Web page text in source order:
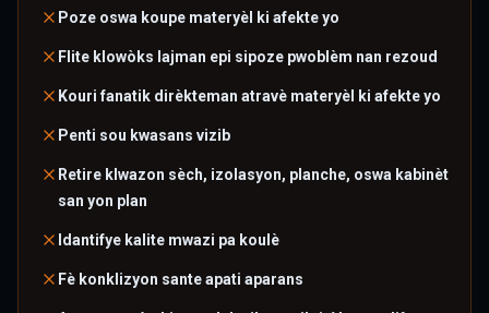
Poze oswa koupe materyèl ki afekte yo
Flite klowòks lajman epi sipoze pwoblèm nan rezoud
Kouri fanatik dirèkteman atravè materyèl ki afekte yo
Penti sou kwasans vizib
Retire klwazon sèch, izolasyon, planche, oswa kabinèt
san yon plan
Idantifye kalite mwazi pa koulè
Fè konklizyon sante apati aparans